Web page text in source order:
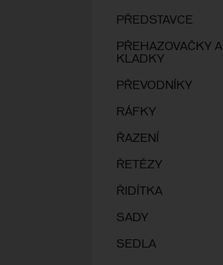
PŘEDSTAVCE
PŘEHAZOVAČKY A
KLADKY
PŘEVODNÍKY
RÁFKY
ŘAZENÍ
ŘETĚZY
ŘIDÍTKA
SADY
SEDLA